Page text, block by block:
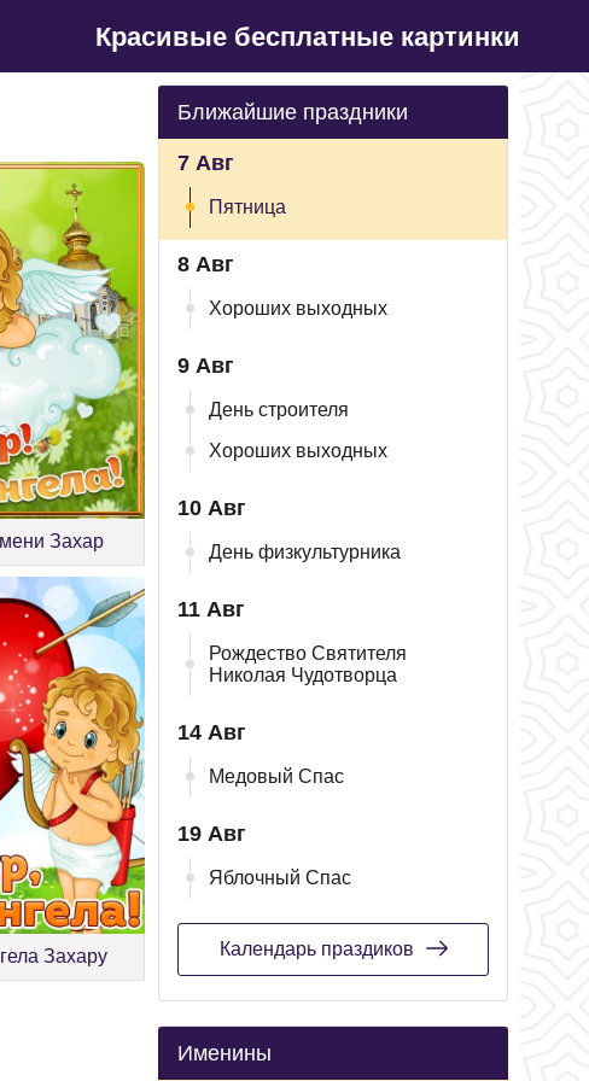
Красивые бесплатные картинки
Захар
Захару
Ближайшие праздники
7 Авг
Пятница
8 Авг
Хороших выходных
9 Авг
День строителя
Хороших выходных
10 Авг
День физкультурника
11 Авг
Рождество Святителя
Николая Чудотворца
14 Авг
Медовый Спас
19 Авг
Яблочный Спас
Календарь праздиков
Именины